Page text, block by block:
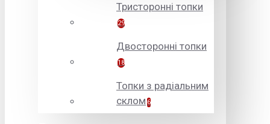
Тристоронні топки
29
Двосторонні топки
18
Топки з радіальним
склом 6